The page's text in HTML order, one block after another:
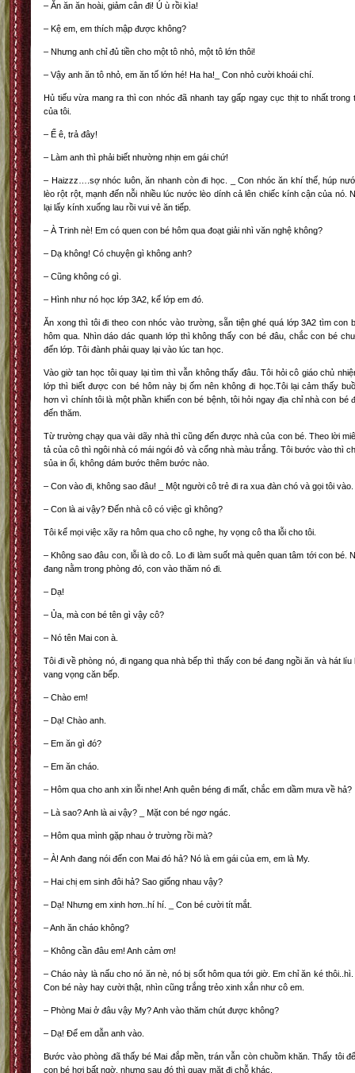
– Ăn ăn ăn hoài, giảm cân đi! Ú ù rồi kìa!
– Kệ em, em thích mập được không?
– Nhưng anh chỉ đủ tiền cho một tô nhỏ, một tô lớn thôi!
– Vậy anh ăn tô nhỏ, em ăn tố lớn hé! Ha ha!_ Con nhỏ cười khoái chí.
Hủ tiếu vừa mang ra thì con nhóc đã nhanh tay gấp ngay cục thịt to nhất trong
của tôi.
– Ế ê, trả đây!
– Làm anh thì phải biết nhường nhịn em gái chứ!
– Haizzz….sợ nhóc luôn, ăn nhanh còn đi học. _ Con nhóc ăn khí thế, húp
lèo rột rột, mạnh đến nỗi nhiều lúc nước lèo dính cả lên chiếc kính cận của nó.
lại lấy kính xuống lau rồi vui vẻ ăn tiếp.
– À Trinh nè! Em có quen con bé hôm qua đoạt giải nhì văn nghệ không?
– Dạ không! Có chuyện gì không anh?
– Cũng không có gì.
– Hình như nó học lớp 3A2, kế lớp em đó.
Ăn xong thì tôi đi theo con nhóc vào trường, sẵn tiện ghé quá lớp 3A2 tìm con
hôm qua. Nhìn dáo dác quanh lớp thì không thấy con bé đâu, chắc con bé
đến lớp. Tôi đành phải quay lại vào lúc tan học.
Vào giờ tan học tôi quay lại tìm thì vẫn không thấy đâu. Tôi hỏi cô giáo chủ
lớp thì biết được con bé hôm này bị ốm nên không đi học.Tôi lại cảm thấy
hơn vì chính tôi là một phần khiến con bé bệnh, tôi hỏi ngay địa chỉ nhà con bé
đến thăm.
Từ trường chạy qua vài dãy nhà thì cũng đến được nhà của con bé. Theo lời
tả của cô thì ngôi nhà có mái ngói đỏ và cổng nhà màu trắng. Tôi bước vào thì
sủa in ổi, không dám bước thêm bước nào.
– Con vào đi, không sao đâu! _ Một người cô trẻ đi ra xua đàn chó và gọi tôi vào.
– Con là ai vậy? Đến nhà cô có việc gì không?
Tôi kể mọi việc xãy ra hôm qua cho cô nghe, hy vọng cô tha lỗi cho tôi.
– Không sao đâu con, lỗi là do cô. Lo đi làm suốt mà quên quan tâm tới con bé.
đang nằm trong phòng đó, con vào thăm nó đi.
– Dạ!
– Ủa, mà con bé tên gì vậy cô?
– Nó tên Mai con à.
Tôi đi về phòng nó, đi ngang qua nhà bếp thì thấy con bé đang ngồi ăn và hát líu
vang vọng căn bếp.
– Chào em!
– Dạ! Chào anh.
– Em ăn gì đó?
– Em ăn cháo.
– Hôm qua cho anh xin lỗi nhe! Anh quên béng đi mất, chắc em dầm mưa về hả?
– Là sao? Anh là ai vậy? _ Mặt con bé ngơ ngác.
– Hôm qua mình gặp nhau ở trường rồi mà?
– À! Anh đang nói đến con Mai đó hả? Nó là em gái của em, em là My.
– Hai chị em sinh đôi hả? Sao giống nhau vậy?
– Dạ! Nhưng em xinh hơn..hí hí. _ Con bé cười tít mắt.
– Anh ăn cháo không?
– Không cần đâu em! Anh cảm ơn!
– Cháo này là nấu cho nó ăn nè, nó bị sốt hôm qua tới giờ. Em chỉ ăn ké thôi..hì.
Con bé này hay cười thật, nhìn cũng trắng trẻo xinh xắn như cô em.
– Phòng Mai ở đâu vậy My? Anh vào thăm chút được không?
– Dạ! Để em dẫn anh vào.
Bước vào phòng đã thấy bé Mai đắp mền, trán vẫn còn chuồm khăn. Thấy tôi
con bé hơi bất ngờ, nhưng sau đó thì quay mặt đi chỗ khác.